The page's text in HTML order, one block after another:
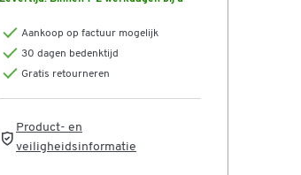
Aankoop op factuur mogelijk
30 dagen bedenktijd
Gratis retourneren
Product- en
veiligheidsinformatie